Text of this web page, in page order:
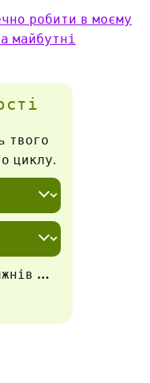
робити в моєму
майбутні
твого
циклу.
…